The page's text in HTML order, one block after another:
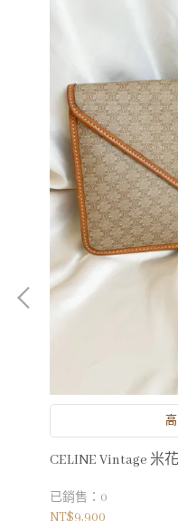
CELINE Vintage 米
已銷售：0
NT$9,900